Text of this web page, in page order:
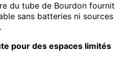
du tube de Bourdon fournit
sans batteries ni sources
pour des espaces limités